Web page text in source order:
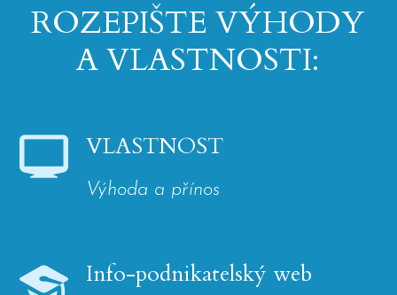
ROZEPIŠTE VÝHODY
A VLASTNOSTI:
VLASTNOST
Výhoda a přínos
Info-podnikatelský web